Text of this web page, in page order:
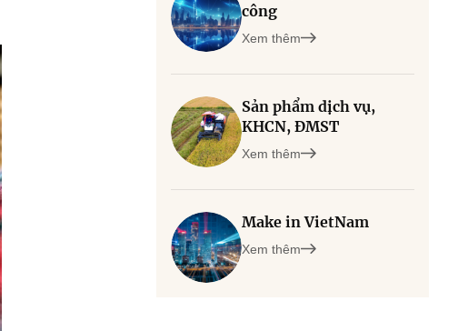
công
Xem thêm
Sản phẩm dịch vụ,
KHCN, ĐMST
Xem thêm
Make in VietNam
Xem thêm